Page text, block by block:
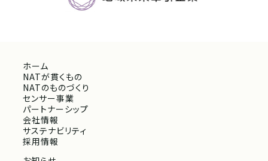
ホーム
NATが貫くもの
NATのものづくり
センサー事業
パートナーシップ
会社情報
サステナビリティ
採用情報